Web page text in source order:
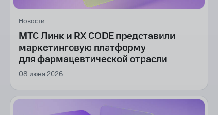
Новости
МТС Линк и RX CODE представили
маркетинговую платформу
для фармацевтической отрасли
08 июня 2026